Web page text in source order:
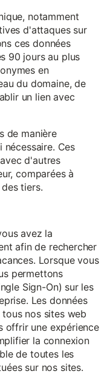
notamment
d'attaques sur
ces données
90 jours au plus
en
du domaine, de
un lien avec
de manière
Ces
d'autres
comparées à
tiers.
avez la
afin de rechercher
Lorsque vous
permettons
Sign-On) sur les
Les données
nos sites web
offrir une expérience
la connexion
de toutes les
sur nos sites.